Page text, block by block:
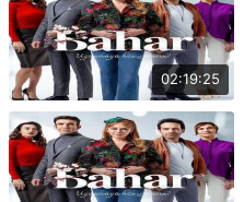
02:19:25